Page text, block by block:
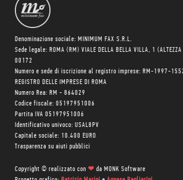
Denominazione sociale: MINIMUM FAX S.R.L.
Sede legale: ROMA (RM) VIALE DELLA BELLA VILLA, 1
00172
Numero e sede di iscrizione al registro imprese: RM-1997-
REGISTRO DELLE IMPRESE DI ROMA
Numero Rea: RM - 864029
Codice fiscale: 05197951006
Partita IVA 05197951006
Identificativo univoco: USAL8PV
Capitale sociale: 10.400 EURO
Trasparenza su aiuti pubblici
Copyright © realizzato con ❤ da MONK Software